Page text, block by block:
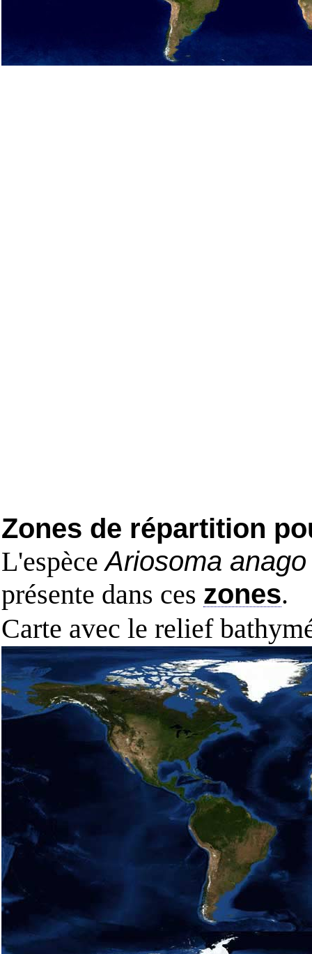
Zones de répartition
L'espèceAriosoma anago
présente dans ces zones.
Carte avec le relief